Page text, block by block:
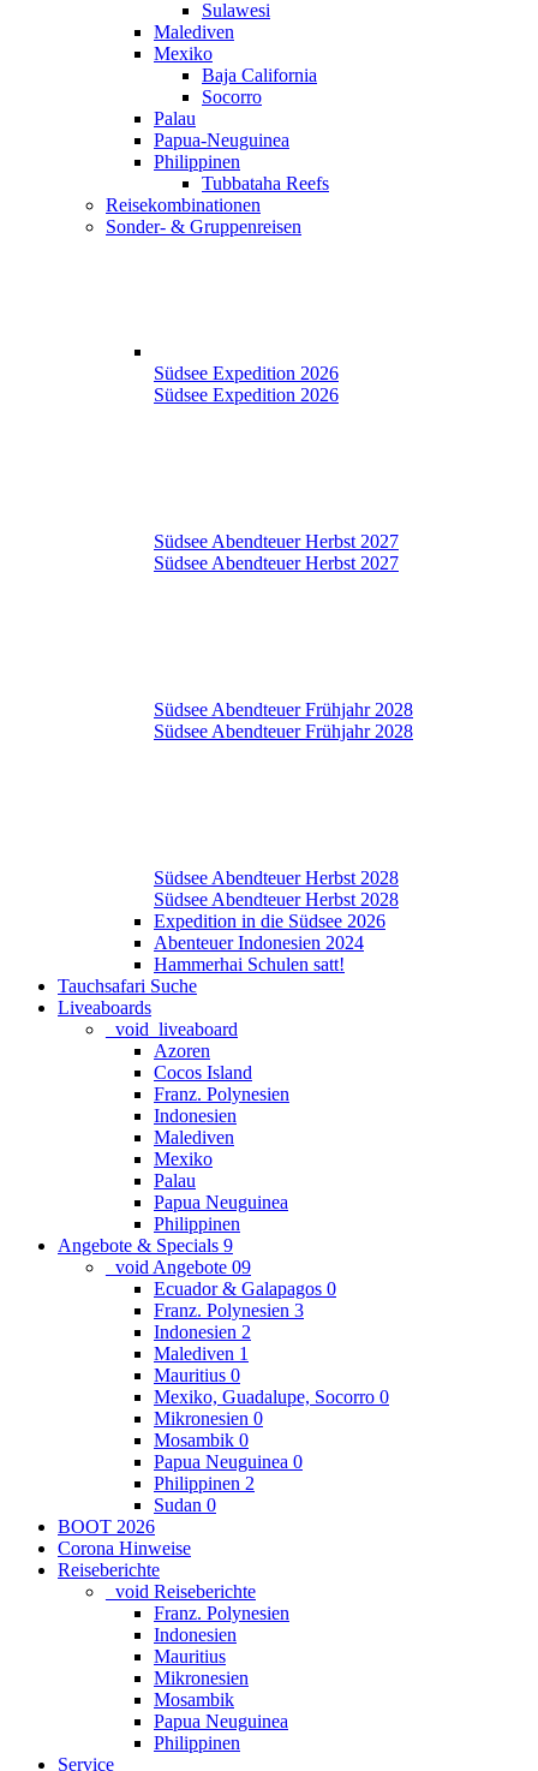
Sulawesi
Malediven
Mexiko
Baja California
Socorro
Palau
Papua-Neuguinea
Philippinen
Tubbataha Reefs
Reisekombinationen
Sonder- & Gruppenreisen
Südsee Expedition 2026
Südsee Expedition 2026
Südsee Abendteuer Herbst 2027
Südsee Abendteuer Herbst 2027
Südsee Abendteuer Frühjahr 2028
Südsee Abendteuer Frühjahr 2028
Südsee Abendteuer Herbst 2028
Südsee Abendteuer Herbst 2028
Expedition in die Südsee 2026
Abenteuer Indonesien 2024
Hammerhai Schulen satt!
Tauchsafari Suche
Liveaboards
_void_liveaboard
Azoren
Cocos Island
Franz. Polynesien
Indonesien
Malediven
Mexiko
Palau
Papua Neuguinea
Philippinen
Angebote & Specials 9
_void Angebote 09
Ecuador & Galapagos 0
Franz. Polynesien 3
Indonesien 2
Malediven 1
Mauritius 0
Mexiko, Guadalupe, Socorro 0
Mikronesien 0
Mosambik 0
Papua Neuguinea 0
Philippinen 2
Sudan 0
BOOT 2026
Corona Hinweise
Reiseberichte
_void Reiseberichte
Franz. Polynesien
Indonesien
Mauritius
Mikronesien
Mosambik
Papua Neuguinea
Philippinen
Service